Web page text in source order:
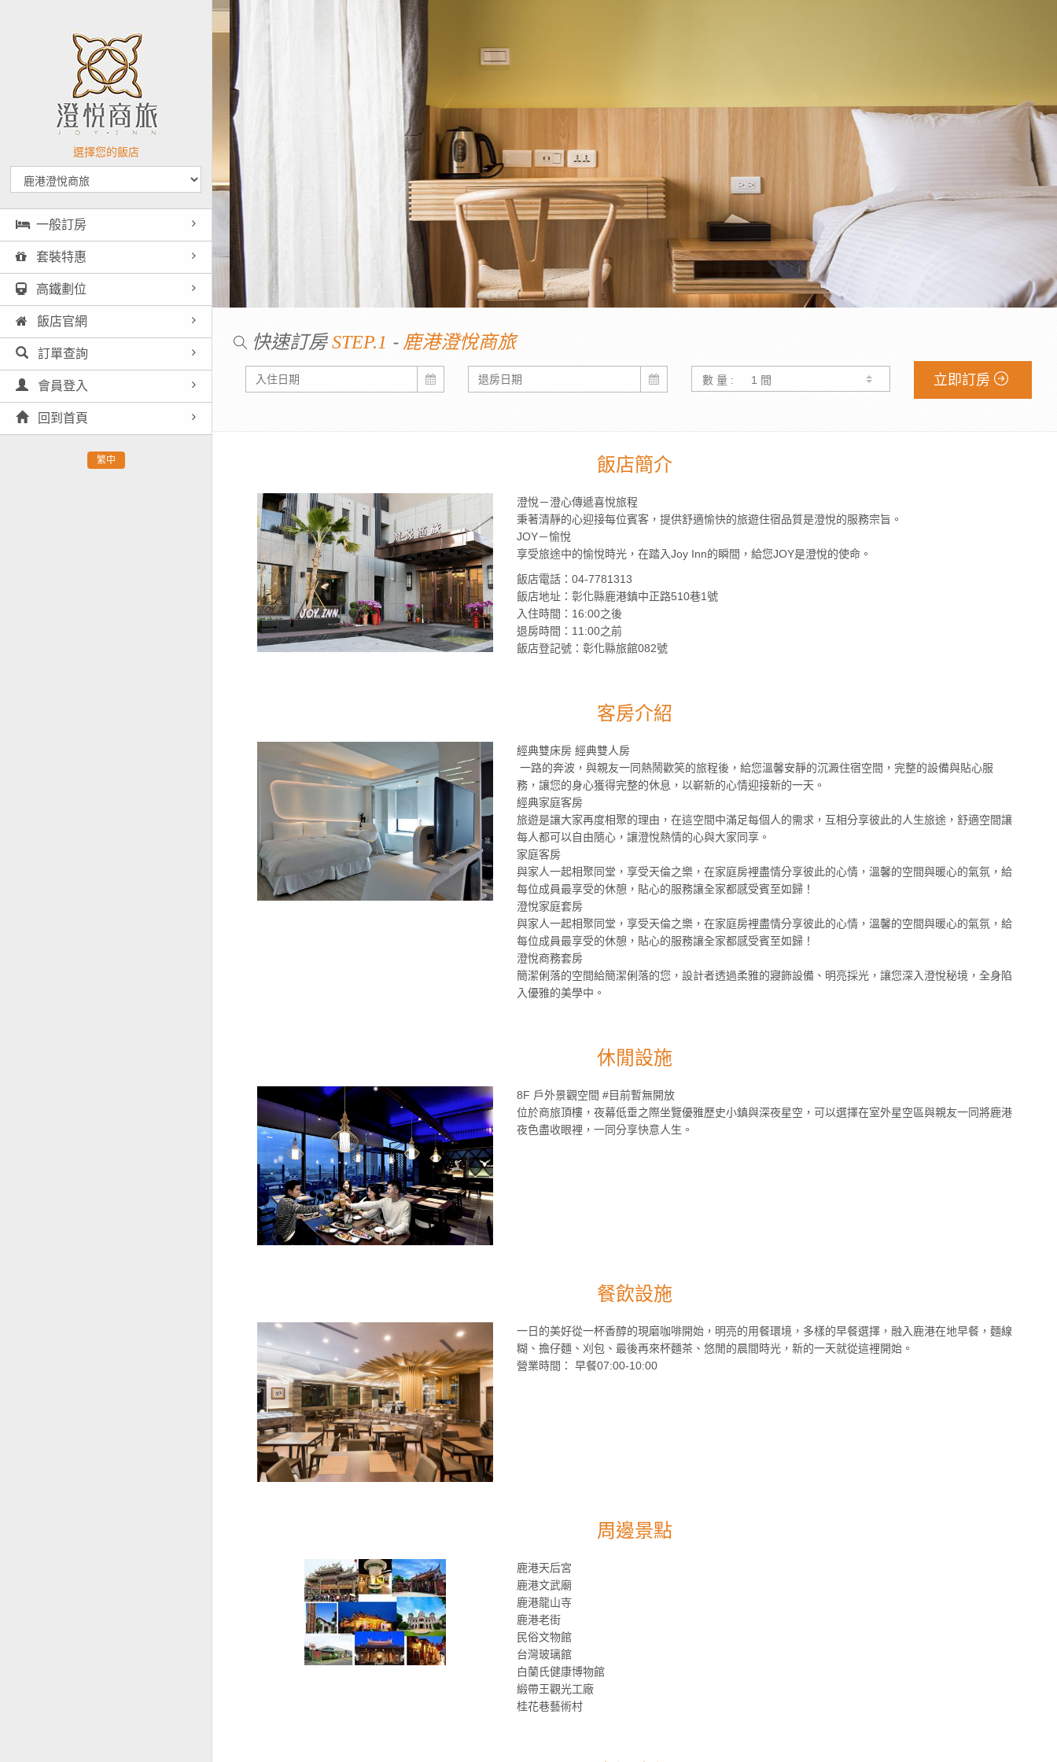
選擇您的飯店
一般訂房
套裝特惠
高鐵劃位
飯店官網
訂單查詢
會員登入
回到首頁
繁中
快速訂房STEP.1 - 鹿港澄悅商旅
數 量 : 立即訂房
飯店簡介
澄悅－澄心傳遞喜悅旅程
秉著清靜的心迎接每位賓客，提供舒適愉快的旅遊住宿品質是澄悅的服務宗旨。
JOY－愉悅
享受旅途中的愉悅時光，在踏入Joy Inn的瞬間，給您JOY是澄悅的使命。
飯店電話：04-7781313
飯店地址：彰化縣鹿港鎮中正路510巷1號
入住時間：16:00之後
退房時間：11:00之前
飯店登記號：彰化縣旅館082號
客房介紹
經典雙床房 經典雙人房
一路的奔波，與親友一同熱鬧歡笑的旅程後，給您溫馨安靜的沉澱住宿空間，完整的設備與貼心服
務，讓您的身心獲得完整的休息，以嶄新的心情迎接新的一天。
經典家庭客房
旅遊是讓大家再度相聚的理由，在這空間中滿足每個人的需求，互相分享彼此的人生旅途，舒適空間讓
每人都可以自由隨心，讓澄悅熱情的心與大家同享。
家庭客房
與家人一起相聚同堂，享受天倫之樂，在家庭房裡盡情分享彼此的心情，溫馨的空間與暖心的氣氛，給
每位成員最享受的休憩，貼心的服務讓全家都感受賓至如歸！
澄悅家庭套房
與家人一起相聚同堂，享受天倫之樂，在家庭房裡盡情分享彼此的心情，溫馨的空間與暖心的氣氛，給
每位成員最享受的休憩，貼心的服務讓全家都感受賓至如歸！
澄悅商務套房
簡潔俐落的空間給簡潔俐落的您，設計者透過柔雅的寢飾設備、明亮採光，讓您深入澄悅秘境，全身陷
入優雅的美學中。
休閒設施
8F 戶外景觀空間 #目前暫無開放
位於商旅頂樓，夜幕低垂之際坐覽優雅歷史小鎮與深夜星空，可以選擇在室外星空區與親友一同將鹿港
夜色盡收眼裡，一同分享快意人生。
餐飲設施
一日的美好從一杯香醇的現磨咖啡開始，明亮的用餐環境，多樣的早餐選擇，融入鹿港在地早餐，麵線
糊、擔仔麵、刈包、最後再來杯麵茶、悠閒的晨間時光，新的一天就從這裡開始。
營業時間： 早餐07:00-10:00
周邊景點
鹿港天后宮
鹿港文武廟
鹿港龍山寺
鹿港老街
民俗文物館
台灣玻璃館
白蘭氏健康博物館
緞帶王觀光工廠
桂花巷藝術村